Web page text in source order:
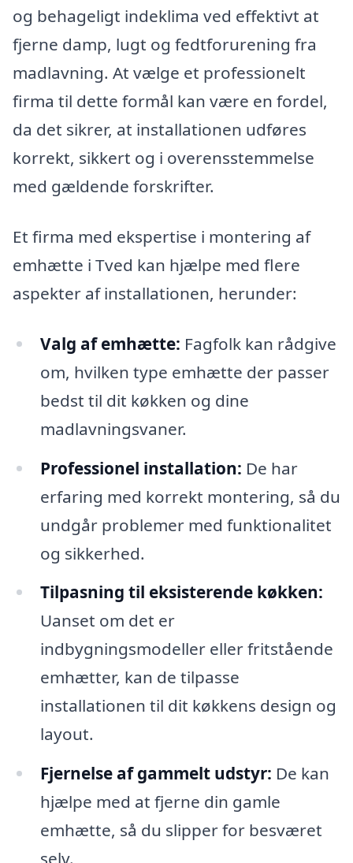
og behageligt indeklima ved effektivt at
fjerne damp, lugt og fedtforurening fra
madlavning. At vælge et professionelt
firma til dette formål kan være en fordel,
da det sikrer, at installationen udføres
korrekt, sikkert og i overensstemmelse
med gældende forskrifter.
Et firma med ekspertise i montering af
emhætte i Tved kan hjælpe med flere
aspekter af installationen, herunder:
Valg af emhætte: Fagfolk kan rådgive
om, hvilken type emhætte der passer
bedst til dit køkken og dine
madlavningsvaner.
Professionel installation: De har
erfaring med korrekt montering, så du
undgår problemer med funktionalitet
og sikkerhed.
Tilpasning til eksisterende køkken:
Uanset om det er
indbygningsmodeller eller fritstående
emhætter, kan de tilpasse
installationen til dit køkkens design og
layout.
Fjernelse af gammelt udstyr: De kan
hjælpe med at fjerne din gamle
emhætte, så du slipper for besværet
selv.